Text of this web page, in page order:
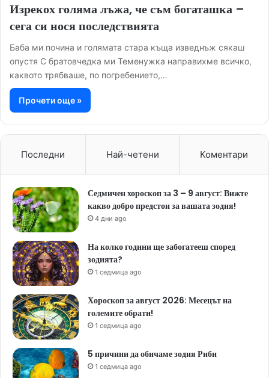
Изрекох голяма лъжа, че съм богаташка –
сега си нося последствията
Баба ми почина и голямата стара къща изведнъж сякаш
опустя С братовчедка ми Теменужка направихме всичко,
каквото трябваше, по погребението,…
Прочети още »
Последни Най-четени Коментари
Седмичен хороскоп за 3 – 9 август: Вижте
какво добро предстои за вашата зодия!
4 дни ago
На колко години ще забогатееш според
зодията?
1 седмица ago
Хороскоп за август 2026: Месецът на
големите обрати!
1 седмица ago
5 причини да обичаме зодия Риби
1 седмица ago